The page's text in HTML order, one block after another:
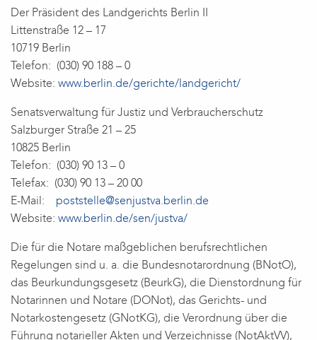
Der Präsident des Landgerichts Berlin II
Littenstraße 12 – 17
10719 Berlin
Telefon: (030) 90 188 – 0
Website: www.berlin.de/gerichte/landgericht/
Senatsverwaltung für Justiz und Verbraucherschutz
Salzburger Straße 21 – 25
10825 Berlin
Telefon: (030) 90 13 – 0
Telefax: (030) 90 13 – 20 00
E-Mail: poststelle@senjustva.berlin.de
Website: www.berlin.de/sen/justva/
Die für die Notare maßgeblichen berufsrechtlichen
Regelungen sind u. a. die Bundesnotarordnung (BNotO),
das Beurkundungsgesetz (BeurkG), die Dienstordnung für
Notarinnen und Notare (DONot), das Gerichts- und
Notarkostengesetz (GNotKG), die Verordnung über die
Führung notarieller Akten und Verzeichnisse (NotAktVV),